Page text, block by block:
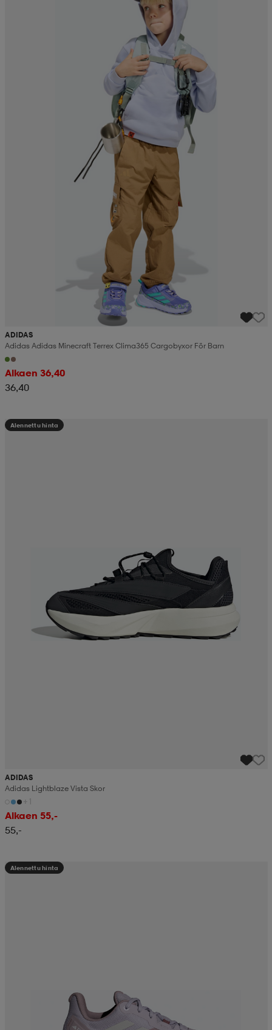
ADIDAS
Adidas Adidas Minecraft Terrex Clima365 Cargobyxor För Barn
Alkaen 36,40
36,40
Alennettu hinta
ADIDAS
Adidas Lightblaze Vista Skor
+1
Alkaen 55,-
55,-
Alennettu hinta